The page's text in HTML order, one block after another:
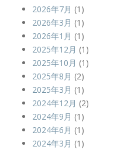
2026年7月 (1)
2026年3月 (1)
2026年1月 (1)
2025年12月 (1)
2025年10月 (1)
2025年8月 (2)
2025年3月 (1)
2024年12月 (2)
2024年9月 (1)
2024年6月 (1)
2024年3月 (1)